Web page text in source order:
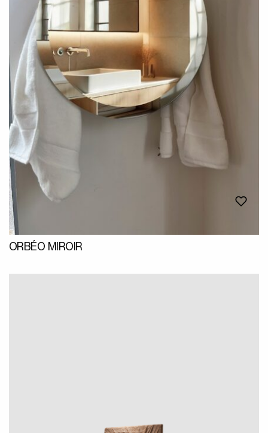
ORBÉO MIROIR